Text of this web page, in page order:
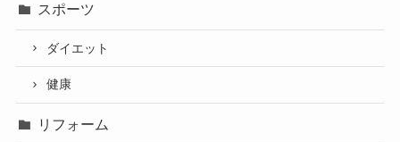
スポーツ
ダイエット
健康
リフォーム